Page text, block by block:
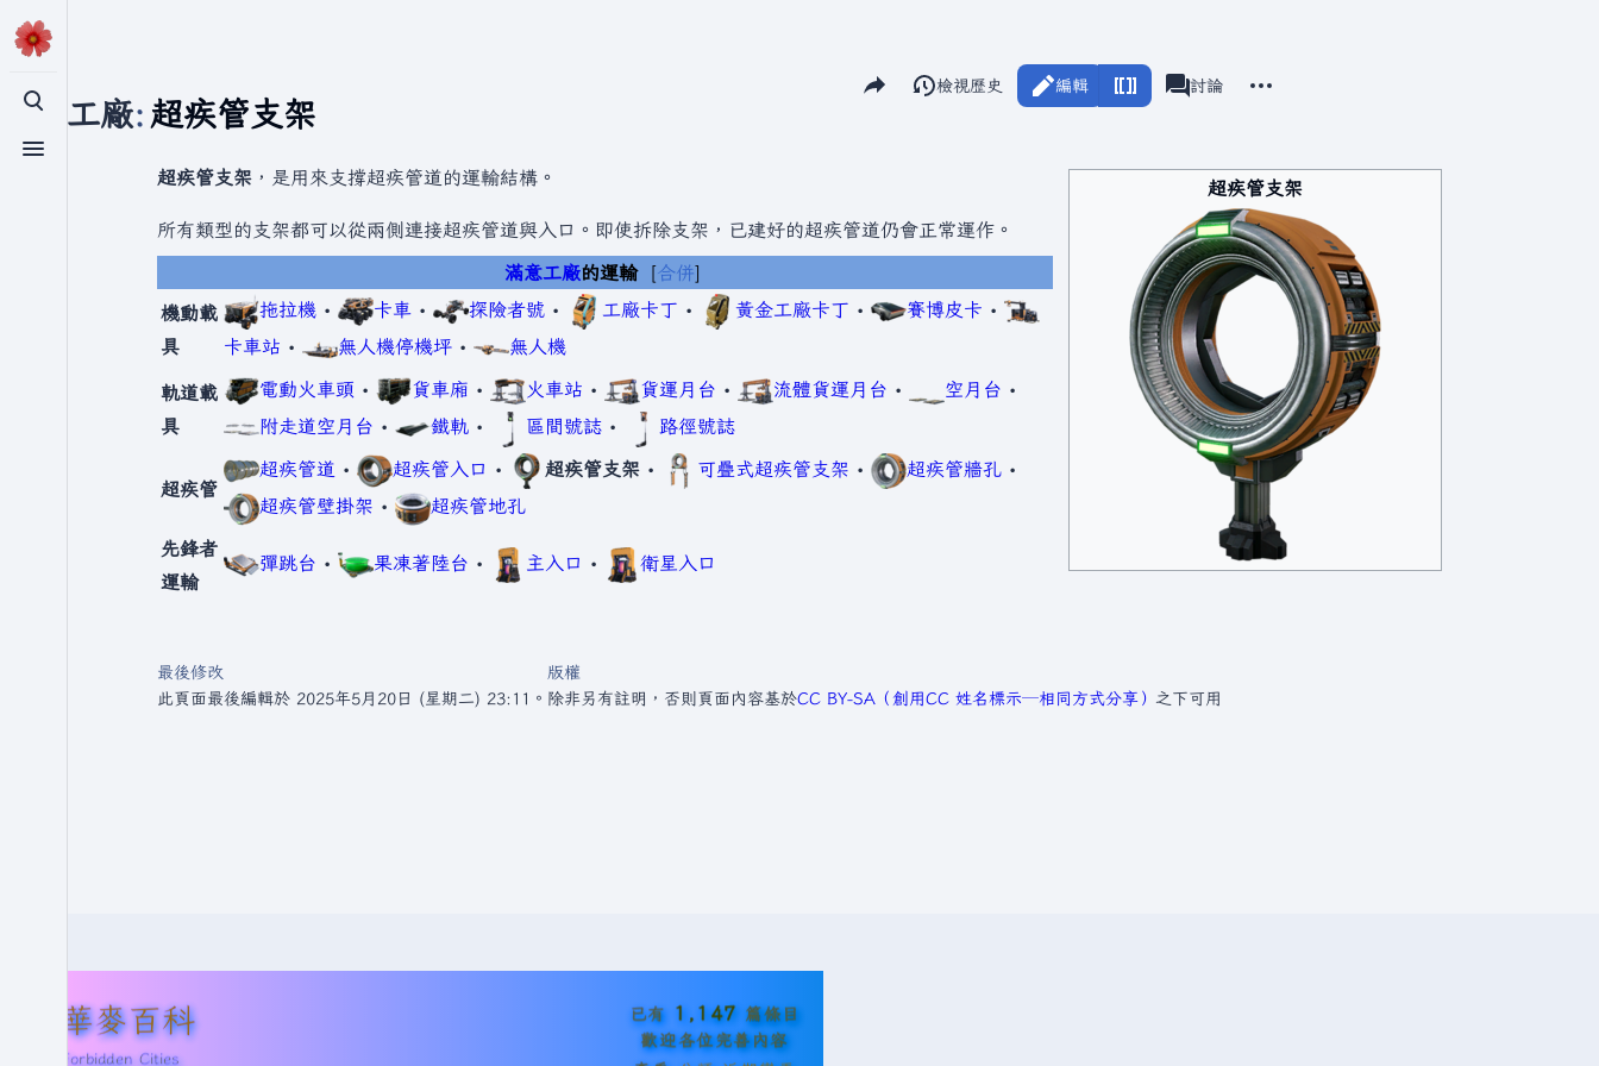
切換搜尋
切換選單
滿意工廠: 超疾管支架
分享此頁面
視圖閱讀 編輯
檢視歷史 associated-pages
滿意工廠
討論
超疾管支架
超疾管支架 ，是用來支撐超疾管道的運輸結構。
所有類型的支架都可以從兩側連接超疾管道與入口。即使拆除支架，已建好的超疾管道仍會正常運作。
滿意工廠的運輸
合併
機動載
具
拖拉機 • 卡車 • 探險者號 • 工廠卡丁 • 黃金工廠卡丁 • 賽博皮卡 •
卡車站 • 無人機停機坪 • 無人機
軌道載
具
電動火車頭 • 貨車廂 • 火車站 • 貨運月台 • 流體貨運月台 • 空月台 •
附走道空月台 • 鐵軌 • 區間號誌 • 路徑號誌
超疾管
超疾管道 • 超疾管入口 • 超疾管支架 • 可疊式超疾管支架 • 超疾管牆孔 •
超疾管壁掛架 •
超疾管地孔
先鋒者
運輸
彈跳台 • 果凍著陸台 • 主入口 • 衛星入口
最後修改
此頁面最後編輯於 2025年5月20日 (星期二) 23:11。
版權
除非另有註明，否則頁面內容基於CC BY-SA（創用CC 姓名標示─相同方式分享） 之下可用
華麥百科
Forbidden Cities
已有 1,147 篇條目
歡迎各位完善內容